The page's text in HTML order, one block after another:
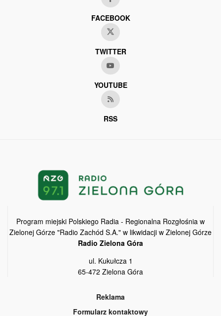
FACEBOOK
TWITTER
YOUTUBE
RSS
Program miejski Polskiego Radia - Regionalna Rozgłośnia w
Zielonej Górze "Radio Zachód S.A." w likwidacji w Zielonej Górze
Radio Zielona Góra
ul. Kukułcza 1
65-472 Zielona Góra
Reklama
Formularz kontaktowy